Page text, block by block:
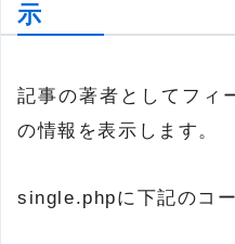
示
記事の著者としてフィ
の情報を表示します。
single.phpに下記のコ